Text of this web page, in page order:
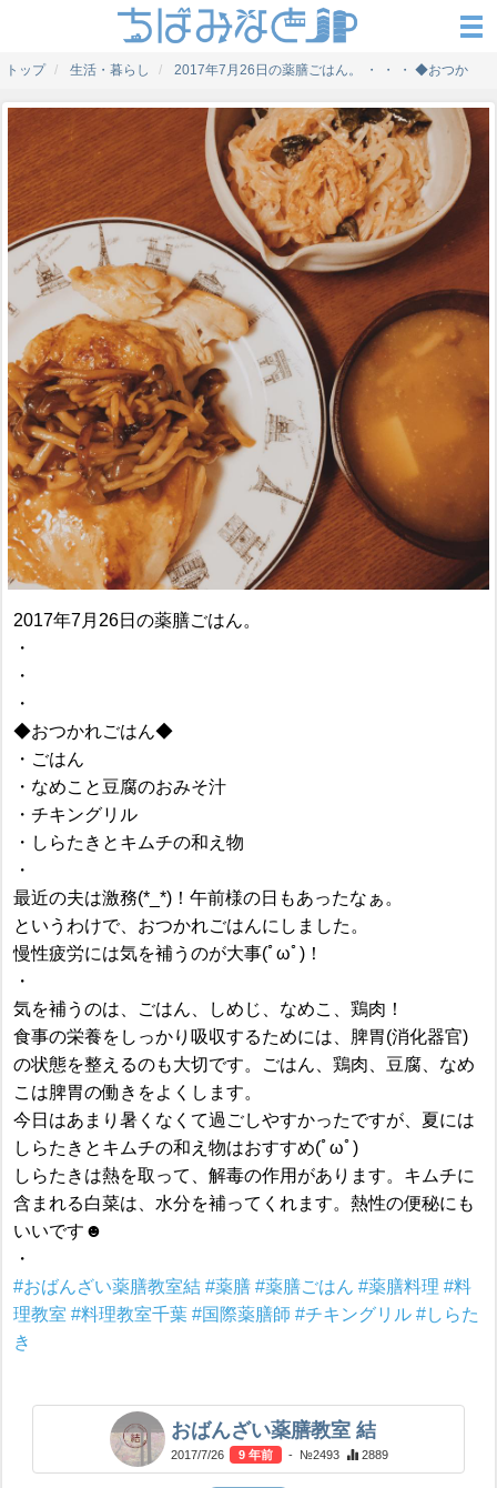
トップ 生活・暮らし 2017年7月26日の薬膳ごはん。 ・ ・ ・ ◆おつか
2017年7月26日の薬膳ごはん。
・
・
・
◆おつかれごはん◆
・ごはん
・なめこと豆腐のおみそ汁
・チキングリル
・しらたきとキムチの和え物
・
最近の夫は激務(*_*)！午前様の日もあったなぁ。
というわけで、おつかれごはんにしました。
慢性疲労には気を補うのが大事(ﾟωﾟ)！
・
気を補うのは、ごはん、しめじ、なめこ、鶏肉！
食事の栄養をしっかり吸収するためには、脾胃(消化器官)
の状態を整えるのも大切です。ごはん、鶏肉、豆腐、なめ
こは脾胃の働きをよくします。
今日はあまり暑くなくて過ごしやすかったですが、夏には
しらたきとキムチの和え物はおすすめ(ﾟωﾟ)
しらたきは熱を取って、解毒の作用があります。キムチに
含まれる白菜は、水分を補ってくれます。熱性の便秘にも
いいです☻
・
#おばんざい薬膳教室結 #薬膳 #薬膳ごはん #薬膳料理 #料
理教室 #料理教室千葉 #国際薬膳師 #チキングリル #しらた
き
おばんざい薬膳教室 結
2017/7/26 9 年前 - №2493 2889